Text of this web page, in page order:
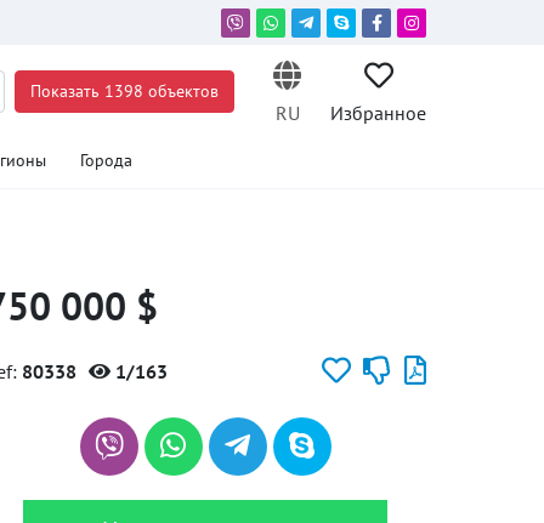
Показать 1398 объектов
RU Избранное
Города
000 $
80338 1/163